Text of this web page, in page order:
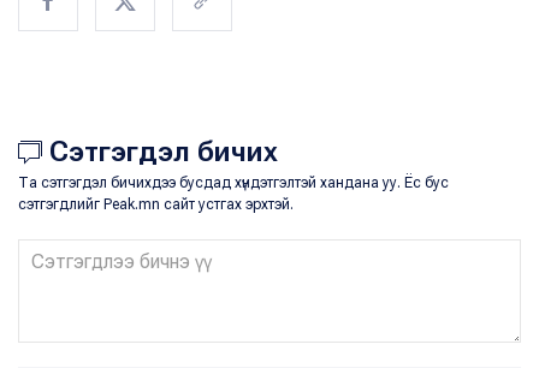
Сэтгэгдэл бичих
Та сэтгэгдэл бичихдээ бусдад хүндэтгэлтэй хандана уу. Ёс бус
сэтгэгдлийг Peak.mn сайт устгах эрхтэй.